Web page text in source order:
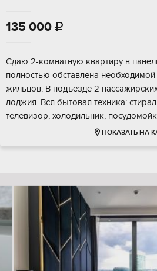
135 000 
Сдаю 2-комнатную квартиру в
полностью обставлена
жильцов. В подъезде 2
лоджия. Вся бытовая техника:
телевизор, холодильник,
ПОКАЗАТЬ НА